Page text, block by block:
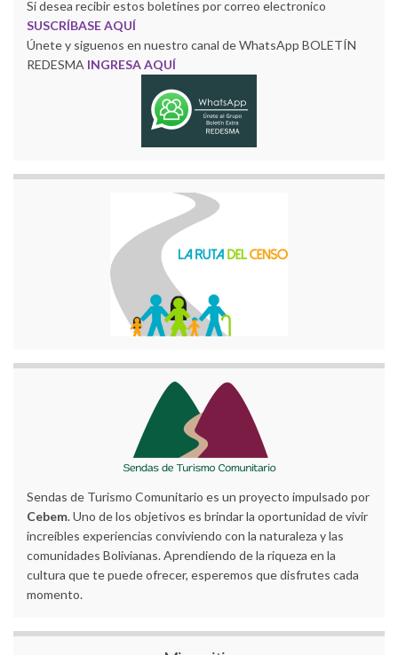
Si desea recibir estos boletines por correo electronico
SUSCRÍBASE AQUÍ
Únete y siguenos en nuestro canal de WhatsApp BOLETÍN
REDESMA INGRESA AQUÍ
Sendas de Turismo Comunitario es un proyecto impulsado por
Cebem. Uno de los objetivos es brindar la oportunidad de vivir
increíbles experiencias conviviendo con la naturaleza y las
comunidades Bolivianas. Aprendiendo de la riqueza en la
cultura que te puede ofrecer, esperemos que disfrutes cada
momento.